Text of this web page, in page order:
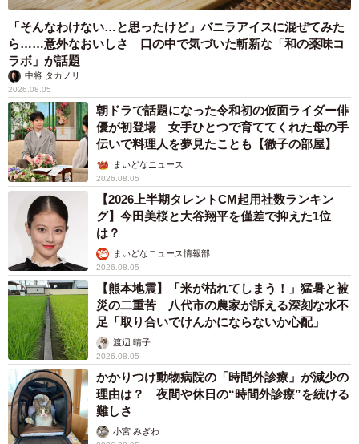
「そんなわけない…と思ったけど」バニラアイスに混ぜてみた
ら……意外なおいしさ 口の中で気づいた斬新な「和の薬味コ
ラボ」が話題
中将 タカノリ
2026.08.05
朝ドラで話題になった令和初の仮面ライダー俳
優が初登場 女手ひとつで育ててくれた母の手
伝いで料理人を夢見たことも【徹子の部屋】
まいどなニュース
2026.08.05
【2026上半期タレントCM起用社数ランキン
グ】今田美桜と大谷翔平を僅差で抑えた1位
は？
まいどなニュース情報部
2026.08.05
【熊本地震】「米が枯れてしまう！」猛暑と被
災の二重苦 八代市の農家が訴える深刻な水不
足「取り合いでけんかにならないか心配」
渡辺 晴子
2026.08.05
かかりつけ動物病院の「時間外診療」が減少の
理由は？ 夜間や休日の“時間外診療”を続ける
難しさ
小宮 みぎわ